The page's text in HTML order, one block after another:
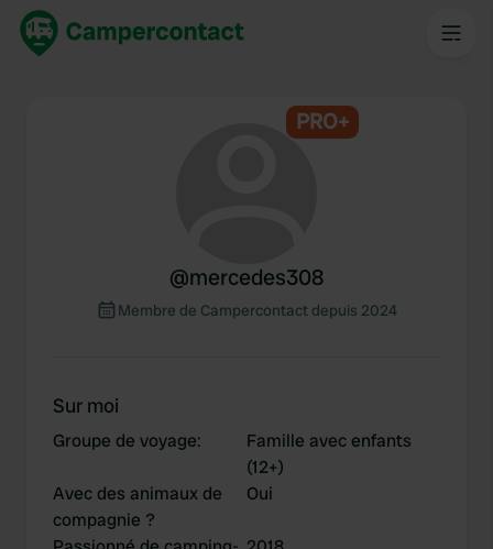
PRO+
@mercedes308
Membre de Campercontact depuis 2024
Sur moi
Groupe de voyage:
Famille avec enfants
(12+)
Avec des animaux de
compagnie ?
Oui